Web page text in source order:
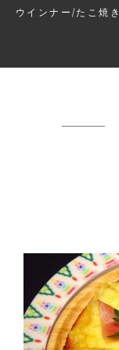
ウインナー/たこ焼き